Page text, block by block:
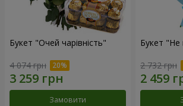
Букет "Очей чарівність"
4 074 грн
Замовити
Букет "Не
2 732 грн